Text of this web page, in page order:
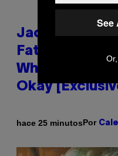
Jacquees on
Fatherhood,
Why Simping
Okay
hace 25 minutosPor
See